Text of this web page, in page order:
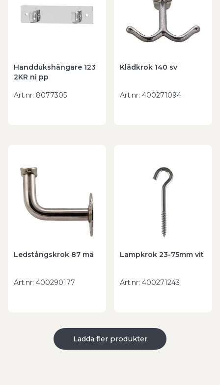
Handdukshängare 123
2KR ni pp
Art.nr: 8077305
Klädkrok 140 sv
Art.nr: 400271094
Ledstångskrok 87 mä
Art.nr: 400290177
Lampkrok 23-75mm vit
Art.nr: 400271243
Ladda fler produkter